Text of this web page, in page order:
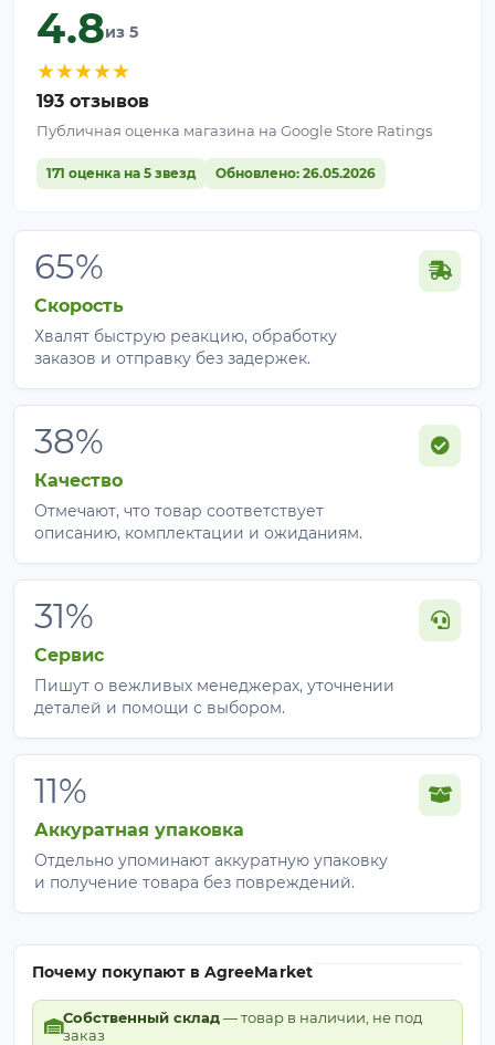
4.8из 5
★★★★★
193 отзывов
Публичная оценка магазина на Google Store Ratings
171 оценка на 5 звезд Обновлено: 26.05.2026
65%
Скорость
Хвалят быструю реакцию, обработку
заказов и отправку без задержек.
38%
Качество
Отмечают, что товар соответствует
описанию, комплектации и ожиданиям.
31%
Сервис
Пишут о вежливых менеджерах, уточнении
деталей и помощи с выбором.
11%
Аккуратная упаковка
Отдельно упоминают аккуратную упаковку
и получение товара без повреждений.
Почему покупают в AgreeMarket
Собственный склад— товар в наличии, не под
заказ